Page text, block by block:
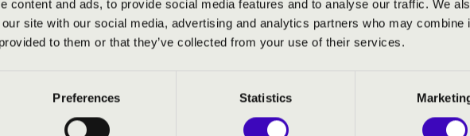
content and ads, to provide social media features and to analyse our traffic. We
site with our social media, advertising and analytics partners who may combine
to them or that they’ve collected from your use of their services.
Preferences Statistics
harsonák találkozása egy igazán egyedülálló zenei élményt tartogat pezsdítő és
különböző zenei világokban tett kalandozásokon keresztül kaphatunk